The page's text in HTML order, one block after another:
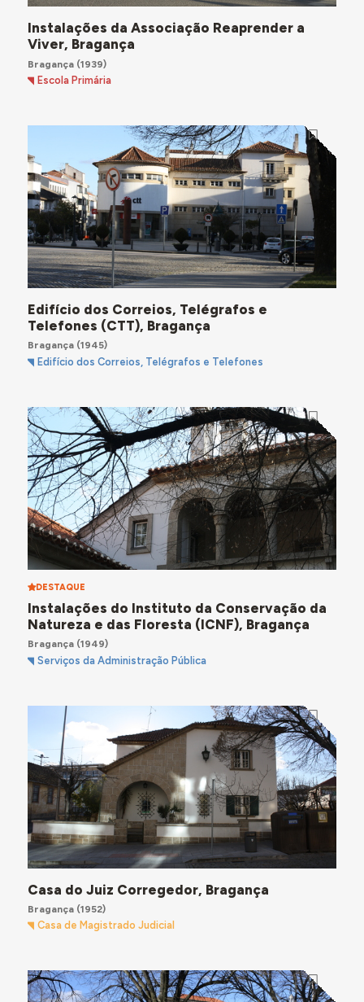
Instalações da Associação Reaprender a
Viver, Bragança
Bragança(1939)
Escola Primária
Edifício dos Correios, Telégrafos e
Telefones (CTT), Bragança
Bragança(1945)
Edifício dos Correios, Telégrafos e Telefones
DESTAQUE
Instalações do Instituto da Conservação da
Natureza e das Floresta (ICNF), Bragança
Bragança(1949)
Serviços da Administração Pública
Casa do Juiz Corregedor, Bragança
Bragança(1952)
Casa de Magistrado Judicial